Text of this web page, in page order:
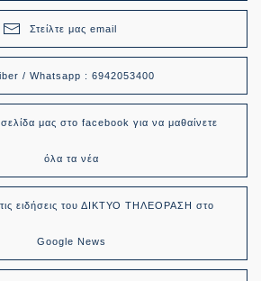
Στείλτε μας email
/ Whatsapp : 6942053400
μας στο facebook για να μαθαίνετε
όλα τα νέα
ειδήσεις του ΔΙΚΤΥΟ ΤΗΛΕΟΡΑΣΗ στο
Google News